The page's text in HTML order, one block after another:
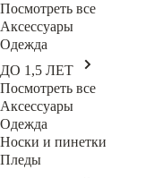
Посмотреть все
Аксессуары
Одежда
ДО 1,5 ЛЕТ
Посмотреть все
Аксессуары
Одежда
Носки и пинетки
Пледы